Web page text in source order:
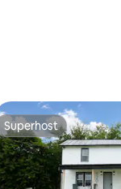
Superhost
Superhost